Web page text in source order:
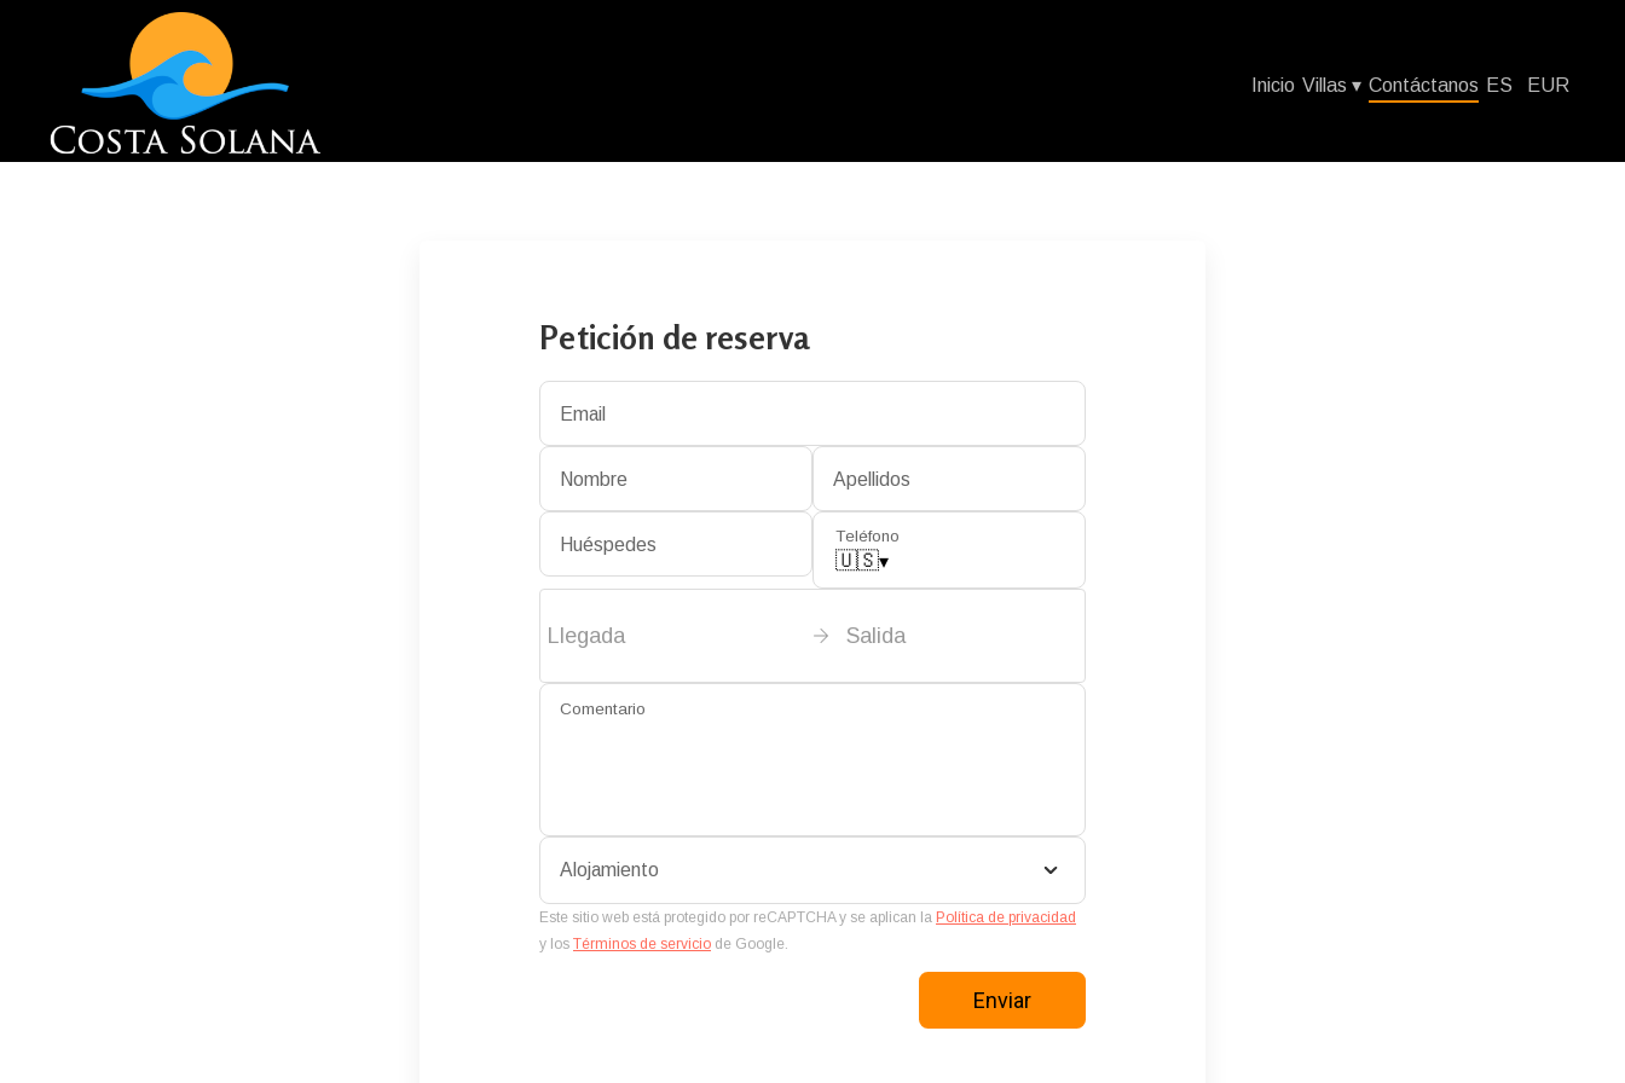
Inicio Villas ▾ Contáctanos ES EUR
Petición de reserva
Email
Nombre Apellidos
Huéspedes Teléfono
🇺🇸▾
Llegada Salida
Comentario
Alojamiento
Este sitio web está protegido por reCAPTCHA y se aplican la Política de privacidad
y los Términos de servicio de Google.
Enviar